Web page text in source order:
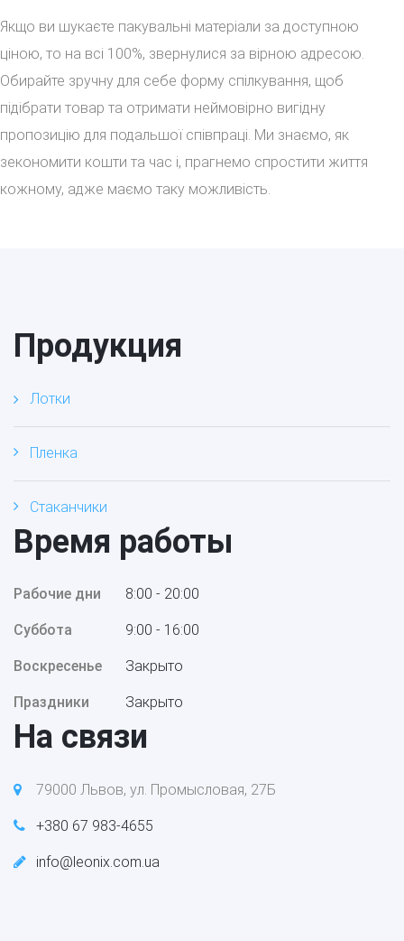
Якщо ви шукаєте пакувальні матеріали за доступною
ціною, то на всі 100%, звернулися за вірною адресою.
Обирайте зручну для себе форму спілкування, щоб
підібрати товар та отримати неймовірно вигідну
пропозицію для подальшої співпраці. Ми знаємо, як
зекономити кошти та час і, прагнемо спростити життя
кожному, адже маємо таку можливість.
Продукция
Лотки
Пленка
Стаканчики
Время работы
Рабочие дни 8:00 - 20:00
Суббота 9:00 - 16:00
Воскресенье Закрыто
Праздники Закрыто
На связи
79000 Львов, ул. Промысловая, 27Б
+380 67 983-4655
info@leonix.com.ua